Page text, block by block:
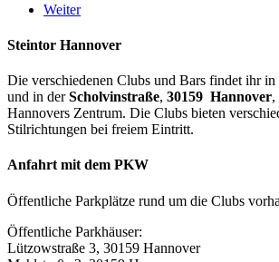
Weiter
Steintor Hannover
Die verschiedenen Clubs und Bars findet ihr in
und in derScholvinstraße, 30159 Hannover,
Hannovers Zentrum. Die Clubs bieten
Stilrichtungen bei freiem Eintritt.
Anfahrt mit dem PKW
Öffentliche Parkplätze rund um die Clubs
Öffentliche Parkhäuser:
Lützowstraße 3, 30159 Hannover